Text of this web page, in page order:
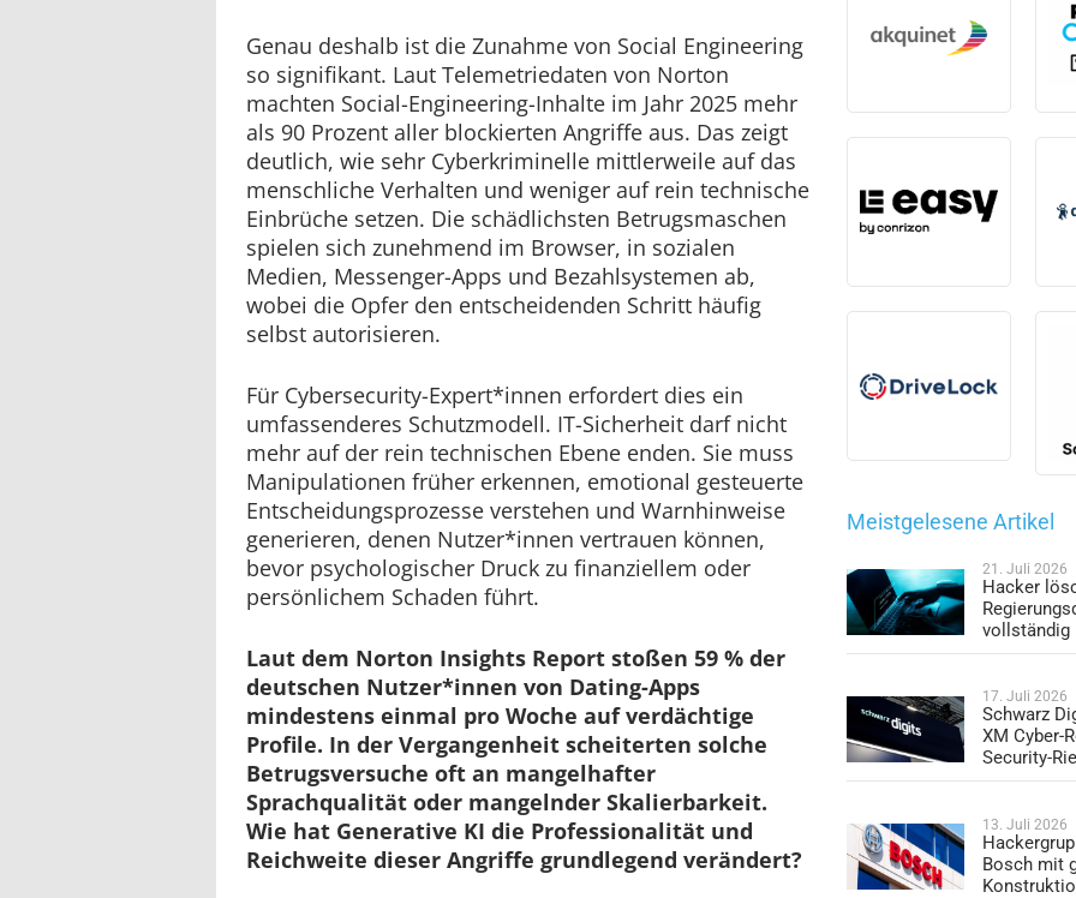
Genau deshalb ist die Zunahme von Social Engineering
so signifikant. Laut Telemetriedaten von Norton
machten Social-Engineering-Inhalte im Jahr 2025 mehr
als 90 Prozent aller blockierten Angriffe aus. Das zeigt
deutlich, wie sehr Cyberkriminelle mittlerweile auf das
menschliche Verhalten und weniger auf rein technische
Einbrüche setzen. Die schädlichsten Betrugsmaschen
spielen sich zunehmend im Browser, in sozialen
Medien, Messenger-Apps und Bezahlsystemen ab,
wobei die Opfer den entscheidenden Schritt häufig
selbst autorisieren.
Für Cybersecurity-Expert*innen erfordert dies ein
umfassenderes Schutzmodell. IT-Sicherheit darf nicht
mehr auf der rein technischen Ebene enden. Sie muss
Manipulationen früher erkennen, emotional gesteuerte
Entscheidungsprozesse verstehen und Warnhinweise
generieren, denen Nutzer*innen vertrauen können,
bevor psychologischer Druck zu finanziellem oder
persönlichem Schaden führt.
Laut dem Norton Insights Report stoßen 59 % der
deutschen Nutzer*innen von Dating-Apps
mindestens einmal pro Woche auf verdächtige
Profile. In der Vergangenheit scheiterten solche
Betrugsversuche oft an mangelhafter
Sprachqualität oder mangelnder Skalierbarkeit.
Wie hat Generative KI die Professionalität und
Reichweite dieser Angriffe grundlegend verändert?
Meistgelesene Artikel
21. Juli 2026
Hacker
vollständig
17. Juli 2026
Schwarz
XM Cyber-
Security-
13. Juli 2026
Bosch mit